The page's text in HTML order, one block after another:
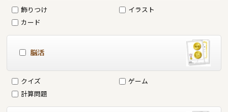
飾りつけ
イラスト
カード
脳活
クイズ
ゲーム
計算問題